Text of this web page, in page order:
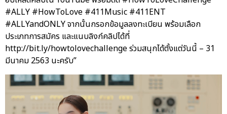
#ALLY #HowToLove #411Music #411ENT
#ALLYandONLY จากนั้นกรอกข้อมูลลงทะเบียน พร้อมเลือก
ประเภทการสมัคร และแนบลิงก์คลิปได้ที่
http://bit.ly/howtolovechallenge ร่วมสนุกได้ตั้งแต่วันนี้ – 31
มีนาคม 2563 นะครับ”